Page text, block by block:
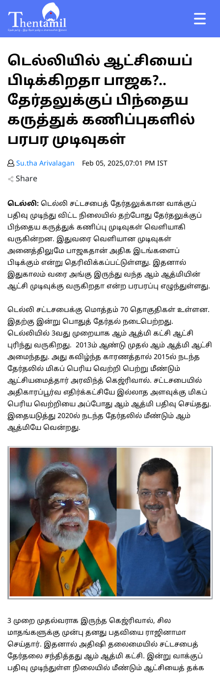
டெல்லியில் ஆட்சியைப்
பிடிக்கிறதா பாஜக?..
தேர்தலுக்குப் பிந்தைய
கருத்துக் கணிப்புகளில்
பரபர முடிவுகள்
Su.tha Arivalagan Feb 05, 2025,07:01 PM IST
Share
டெல்லி: டெல்லி சட்டசபைத் தேர்தலுக்கான வாக்குப்
பதிவு முடிந்து விட்ட நிலையில் தற்போது தேர்தலுக்குப்
பிந்தைய கருத்துக் கணிப்பு முடிவுகள் வெளியாகி
வருகின்றன. இதுவரை வெளியான முடிவுகள்
அனைத்திலுமே பாஜகதான் அதிக இடங்களைப்
பிடிக்கும் என்று தெரிவிக்கப்பட்டுள்ளது. இதனால்
இதுகாலம் வரை அங்கு இருந்து வந்த ஆம் ஆத்மியின்
ஆட்சி முடிவுக்கு வருகிறதா என்ற பரபரப்பு எழுந்துள்ளது.
டெல்லி சட்டசபைக்கு மொத்தம் 70 தொகுதிகள் உள்ளன.
இதற்கு இன்று பொதுத் தேர்தல் நடைபெற்றது.
டெல்லியில் 3வது முறையாக ஆம் ஆத்மி கட்சி ஆட்சி
புரிந்து வருகிறது. 2013ம் ஆண்டு முதல் ஆம் ஆத்மி ஆட்சி
அமைந்தது. அது கவிழ்ந்த காரணத்தால் 2015ல் நடந்த
தேர்தலில் மிகப் பெரிய வெற்றி பெற்று மீண்டும்
ஆட்சியமைத்தார் அரவிந்த் கெஜ்ரிவால். சட்டசபையில்
அதிகாரப்பூர்வ எதிர்க்கட்சியே இல்லாத அளவுக்கு மிகப்
பெரிய வெற்றியை அப்போது ஆம் ஆத்மி பதிவு செய்தது.
இதையடுத்து 2020ல் நடந்த தேர்தலில் மீண்டும் ஆம்
ஆத்மியே வென்றது.
3 முறை முதல்வராக இருந்த கெஜ்ரிவால், சில
மாதங்களுக்கு முன்பு தனது பதவியை ராஜினாமா
செய்தார். இதனால் அதிஷி தலைமையில் சட்டசபைத்
தேர்தலை சந்தித்தது ஆம் ஆத்மி கட்சி. இன்று வாக்குப்
பதிவு முடிந்துள்ள நிலையில் மீண்டும் ஆட்சியைத் தக்க